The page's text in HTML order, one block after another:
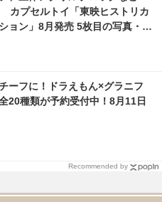
カプセルトイ「東映ヒストリカ
ョン」8月発売 5枚目の写真・画
ーフに！ドラえもん×グラニフ
20種類が予約受付中！8月11日
Recommended by